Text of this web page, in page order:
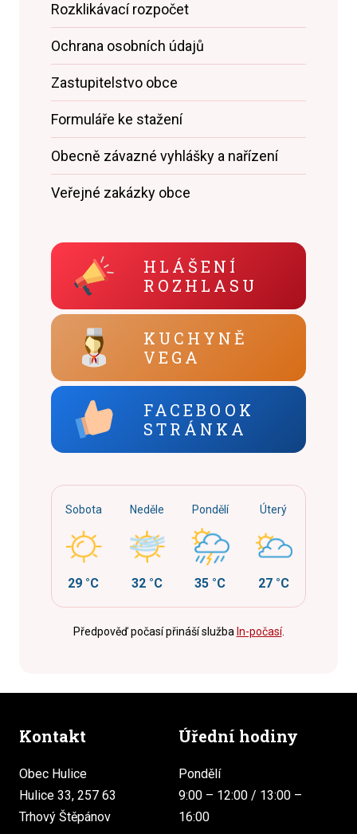
Rozklikávací rozpočet
Ochrana osobních údajů
Zastupitelstvo obce
Formuláře ke stažení
Obecně závazné vyhlášky a nařízení
Veřejné zakázky obce
HLÁŠENÍ
ROZHLASU
KUCHYNĚ
VEGA
FACEBOOK
STRÁNKA
Sobota
29 °C
Neděle
32 °C
Pondělí
35 °C
Úterý
27 °C
Předpověď počasí přináší služba In-počasí.
Kontakt
Obec Hulice
Hulice 33, 257 63
Trhový Štěpánov
Úřední hodiny
Pondělí
9:00 – 12:00 / 13:00 –
16:00